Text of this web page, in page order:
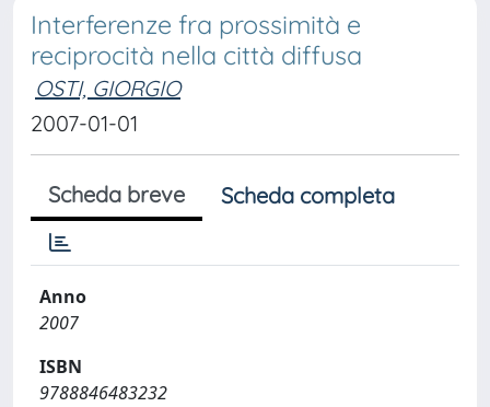
Interferenze fra prossimità e
reciprocità nella città diffusa
OSTI, GIORGIO
2007-01-01
Scheda breve Scheda completa
Anno
2007
ISBN
9788846483232